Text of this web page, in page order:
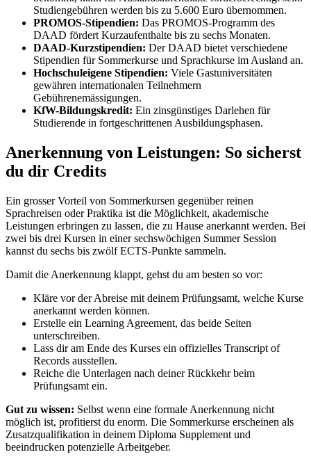
Studiengebühren werden bis zu 5.600 Euro übernommen.
PROMOS-Stipendien: Das PROMOS-Programm des
DAAD fördert Kurzaufenthalte bis zu sechs Monaten.
DAAD-Kurzstipendien: Der DAAD bietet verschiedene
Stipendien für Sommerkurse und Sprachkurse im Ausland an.
Hochschuleigene Stipendien: Viele Gastuniversitäten
gewähren internationalen Teilnehmern
Gebührenemässigungen.
KfW-Bildungskredit: Ein zinsgünstiges Darlehen für
Studierende in fortgeschrittenen Ausbildungsphasen.
Anerkennung von Leistungen: So sicherst
du dir Credits
Ein grosser Vorteil von Sommerkursen gegenüber reinen
Sprachreisen oder Praktika ist die Möglichkeit, akademische
Leistungen erbringen zu lassen, die zu Hause anerkannt werden. Bei
zwei bis drei Kursen in einer sechswöchigen Summer Session
kannst du sechs bis zwölf ECTS-Punkte sammeln.
Damit die Anerkennung klappt, gehst du am besten so vor:
Kläre vor der Abreise mit deinem Prüfungsamt, welche Kurse
anerkannt werden können.
Erstelle ein Learning Agreement, das beide Seiten
unterschreiben.
Lass dir am Ende des Kurses ein offizielles Transcript of
Records ausstellen.
Reiche die Unterlagen nach deiner Rückkehr beim
Prüfungsamt ein.
Gut zu wissen: Selbst wenn eine formale Anerkennung nicht
möglich ist, profitierst du enorm. Die Sommerkurse erscheinen als
Zusatzqualifikation in deinem Diploma Supplement und
beeindrucken potenzielle Arbeitgeber.